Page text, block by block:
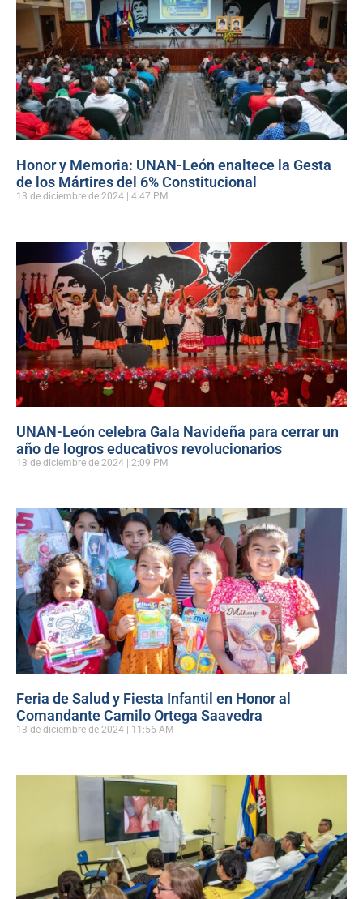
Honor y Memoria: UNAN-León enaltece la Gesta
de los Mártires del 6% Constitucional
13 de diciembre de 2024 4:47 PM
UNAN-León celebra Gala Navideña para cerrar un
año de logros educativos revolucionarios
13 de diciembre de 2024 2:09 PM
Feria de Salud y Fiesta Infantil en Honor al
Comandante Camilo Ortega Saavedra
13 de diciembre de 2024 11:56 AM